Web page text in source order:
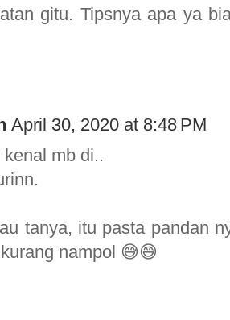
gitu. Tipsnya apa ya
April 30, 2020 at 8:48 PM
mb di..
tanya, itu pasta pandan
nampol 😅😅